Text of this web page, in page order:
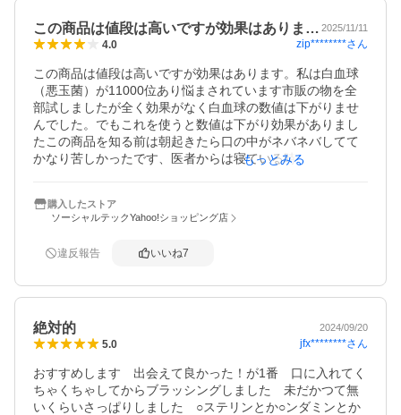
この商品は値段は高いですが効果はありま… 2025/11/11
4.0 zip********さん
この商品は値段は高いですが効果はあります。私は白血球
（悪玉菌）が11000位あり悩まされています市販の物を全
部試しましたが全く効果がなく白血球の数値は下がりませ
んでした。でもこれを使うと数値は下がり効果がありまし
たこの商品を知る前は朝起きたら口の中がネバネバしてて
かなり苦しかったです、医者からは寝ている時に細菌が増
きての一日に2度やってます。口に含んでハブラシで磨き軽
くすすぐだけ、すすぎ過ぎると効果がなくなるので注意
もっとみる
購入したストア
ソーシャルテックYahoo!ショッピング店
違反報告 いいね7
絶対的 2024/09/20
5.0 jfx********さん
おすすめします　出会えて良かった！が1番　口に入れてく
ちゃくちゃしてからブラッシングしました　未だかつて無
いくらいさっぱりしました　○ステリンとか○ンダミンとか